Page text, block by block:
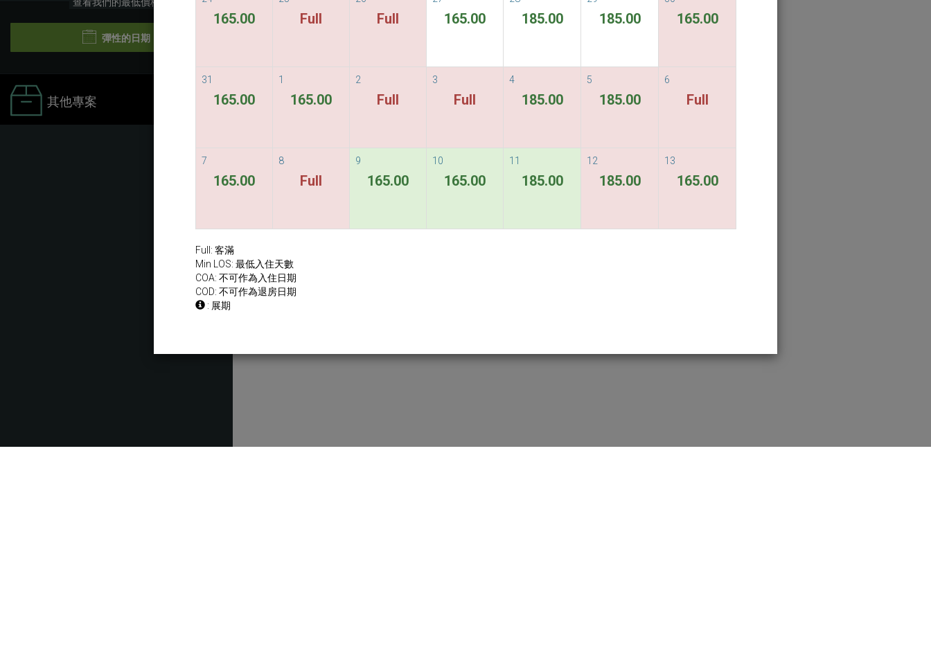
彈性的日期
其他專案
165.00 Full Full 165.00 185.00 185.00 165.00
31
165.00
1
165.00
2
Full
3
Full
4
185.00
5
185.00
6
Full
7
165.00
8
Full
9
165.00
10
165.00
11
185.00
12
185.00
13
165.00
Full: 客滿
Min LOS: 最低入住天數
COA: 不可作為入住日期
COD: 不可作為退房日期
: 展期